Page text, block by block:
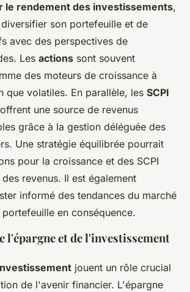
le rendement des investissements,
son portefeuille et de
avec des perspectives de
Les actions sont souvent
des moteurs de croissance à
que volatiles. En parallèle, les SCPI
offrent une source de revenus
grâce à la gestion déléguée des
Une stratégie équilibrée pourrait
pour la croissance et des SCPI
revenus. Il est également
informé des tendances du marché
en conséquence.
l'épargne et de l'investissement
jouent un rôle crucial
de l'avenir financier. L'épargne